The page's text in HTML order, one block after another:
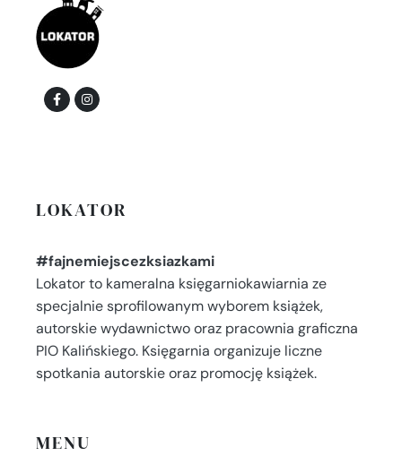
LOKATOR
#fajnemiejscezksiazkami
Lokator to kameralna księgarniokawiarnia ze
specjalnie sprofilowanym wyborem książek,
autorskie wydawnictwo oraz pracownia graficzna
PIO Kalińskiego. Księgarnia organizuje liczne
spotkania autorskie oraz promocję książek.
MENU